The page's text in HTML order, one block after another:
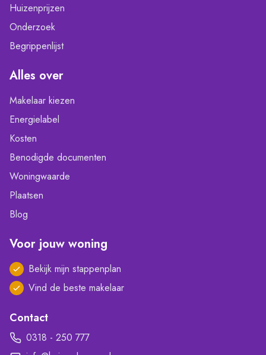
Huizenprijzen
Onderzoek
Begrippenlijst
Alles over
Makelaar kiezen
Energielabel
Kosten
Benodigde documenten
Woningwaarde
Plaatsen
Blog
Voor jouw woning
Bekijk mijn stappenplan
Vind de beste makelaar
Contact
0318 - 250 777